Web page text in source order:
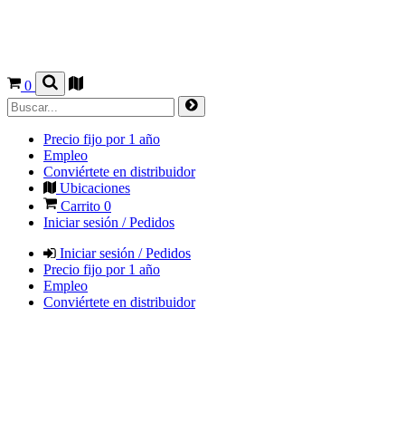
0
Precio fijo por 1 año
Empleo
Conviértete en distribuidor
Ubicaciones
Carrito 0
Iniciar sesión / Pedidos
Iniciar sesión / Pedidos
Precio fijo por 1 año
Empleo
Conviértete en distribuidor